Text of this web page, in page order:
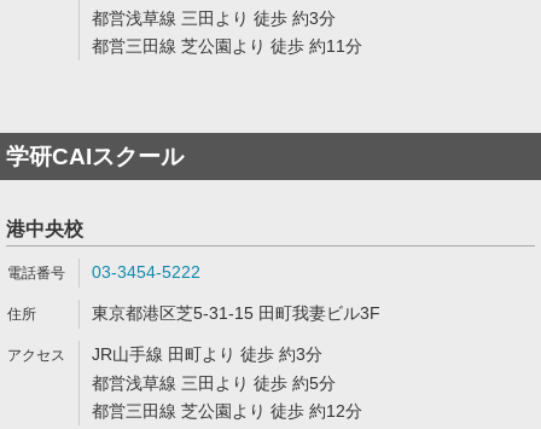
都営浅草線 三田より 徒歩 約3分
都営三田線 芝公園より 徒歩 約11分
学研CAIスクール
港中央校
03-3454-5222
東京都港区芝5-31-15 田町我妻ビル3F
JR山手線 田町より 徒歩 約3分
都営浅草線 三田より 徒歩 約5分
都営三田線 芝公園より 徒歩 約12分